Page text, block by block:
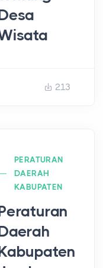
213
PERATURAN
DAERAH
KABUPATEN